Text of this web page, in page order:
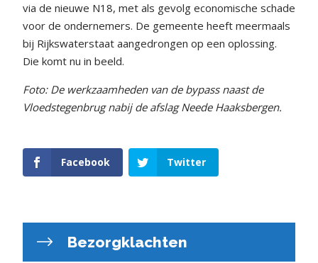
via de nieuwe N18, met als gevolg economische schade
voor de ondernemers. De gemeente heeft meermaals
bij Rijkswaterstaat aangedrongen op een oplossing.
Die komt nu in beeld.
Foto: De werkzaamheden van de bypass naast de
Vloedstegenbrug nabij de afslag Neede Haaksbergen.
Facebook Twitter
Bezorgklachten